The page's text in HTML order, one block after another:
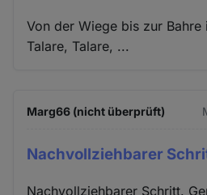
Von der Wiege bis zur
Talare, Talare, ...
Marg66 (nicht überprüft)
Nachvollziehbarer
Nachvollziehbarer Schritt.